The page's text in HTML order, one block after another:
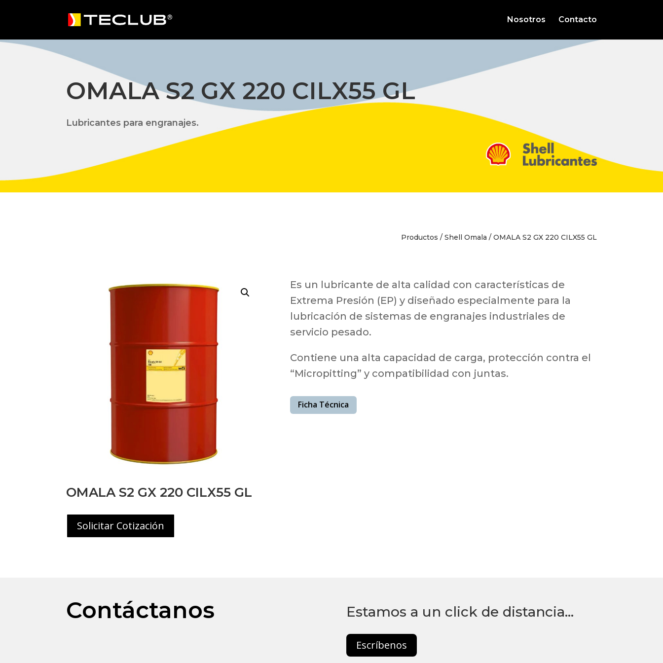
Nosotros Contacto
OMALA S2 GX 220 CILX55 GL
Lubricantes para engranajes.
Productos / Shell Omala / OMALA S2 GX 220 CILX55 GL
OMALA S2 GX 220 CILX55 GL
Solicitar Cotización
Es un lubricante de alta calidad con características de
Extrema Presión (EP) y diseñado especialmente para la
lubricación de sistemas de engranajes industriales de
servicio pesado.
Contiene una alta capacidad de carga, protección contra el
“Micropitting” y compatibilidad con juntas.
Ficha Técnica
Contáctanos Estamos a un click de distancia…
Escríbenos